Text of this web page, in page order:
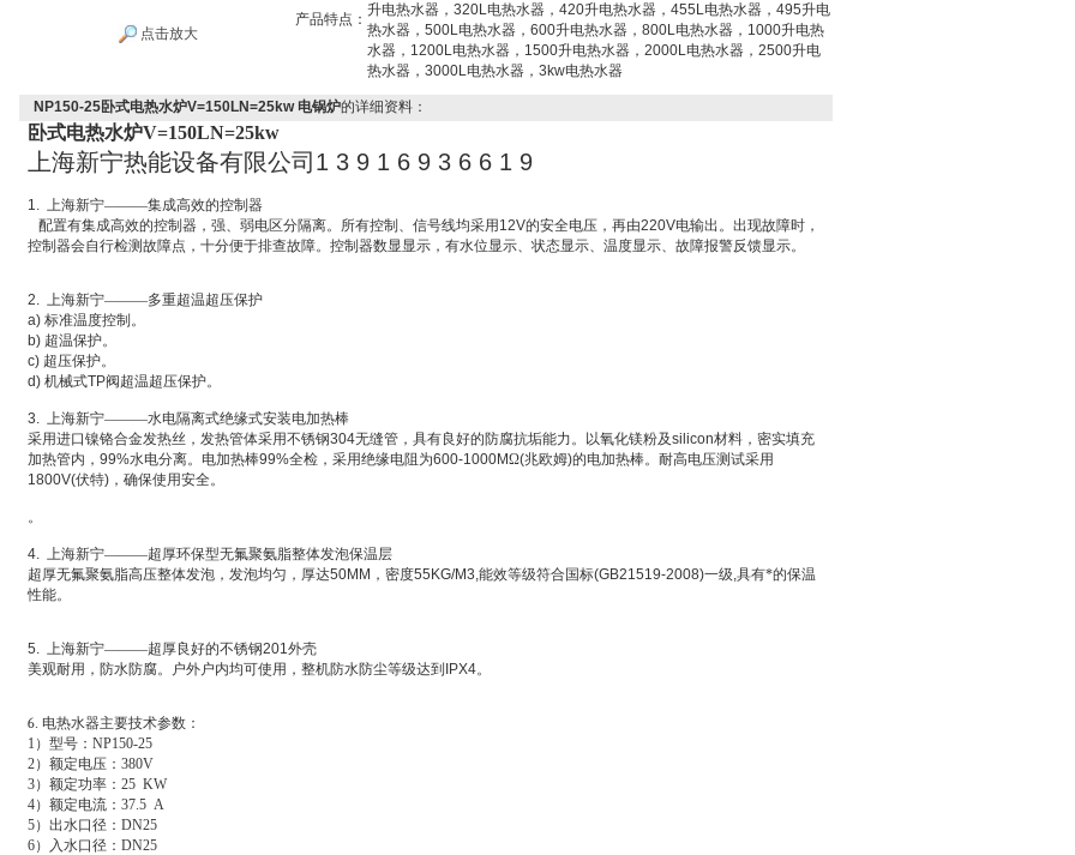
点击放大
产品特点：
升电热水器，320L电热水器，420升电热水器，455L电热水器，495升电
热水器，500L电热水器，600升电热水器，800L电热水器，1000升电热
水器，1200L电热水器，1500升电热水器，2000L电热水器，2500升电
热水器，3000L电热水器，3kw电热水器
NP150-25卧式电热水炉V=150LN=25kw 电锅炉的详细资料：
卧式电热水炉V=150LN=25kw
上海新宁热能设备有限公司 1 3 9 1 6 9 3 6 6 1 9
1. 上海新宁———集成高效的控制器
配置有集成高效的控制器，强、弱电区分隔离。所有控制、信号线均采用 12V的安全电压，再由220V电输出。出现故障时，
控制器会自行检测故障点，十分便于排查故障。控制器数显显示，有水位显示、状态显示、温度显示、故障报警反馈显示。
2. 上海新宁———多重超温超压保护
a) 标准温度控制。
b) 超温保护。
c) 超压保护。
d) 机械式TP阀超温超压保护。
3. 上海新宁———水电隔离式绝缘式安装电加热棒
采用进口镍铬合金发热丝，发热管体采用不锈钢304无缝管，具有良好的防腐抗垢能力。以氧化镁粉及silicon材料，密实填充
加热管内， 99%水电分离。电加热棒99%全检，采用绝缘电阻为600-1000MΩ(兆欧姆)的电加热棒。耐高电压测试采用
1800V(伏特) ，确保使用安全。
。
4. 上海新宁———超厚环保型无氟聚氨脂整体发泡保温层
超厚无氟聚氨脂高压整体发泡，发泡均匀，厚达50MM ，密度55KG/M3,能效等级符合国标(GB21519-2008)一级,具有*的保温
性能。
5. 上海新宁———超厚良好的不锈钢201外壳
美观耐用，防水防腐。户外户内均可使用，整机防水防尘等级达到 IPX4。
6. 电热水器主要技术参数：
1 ）型号：NP150-25
2）额定电压：380V
3）额定功率：25 KW
4）额定电流：37.5 A
5）出水口径：DN25
6）入水口径：DN25